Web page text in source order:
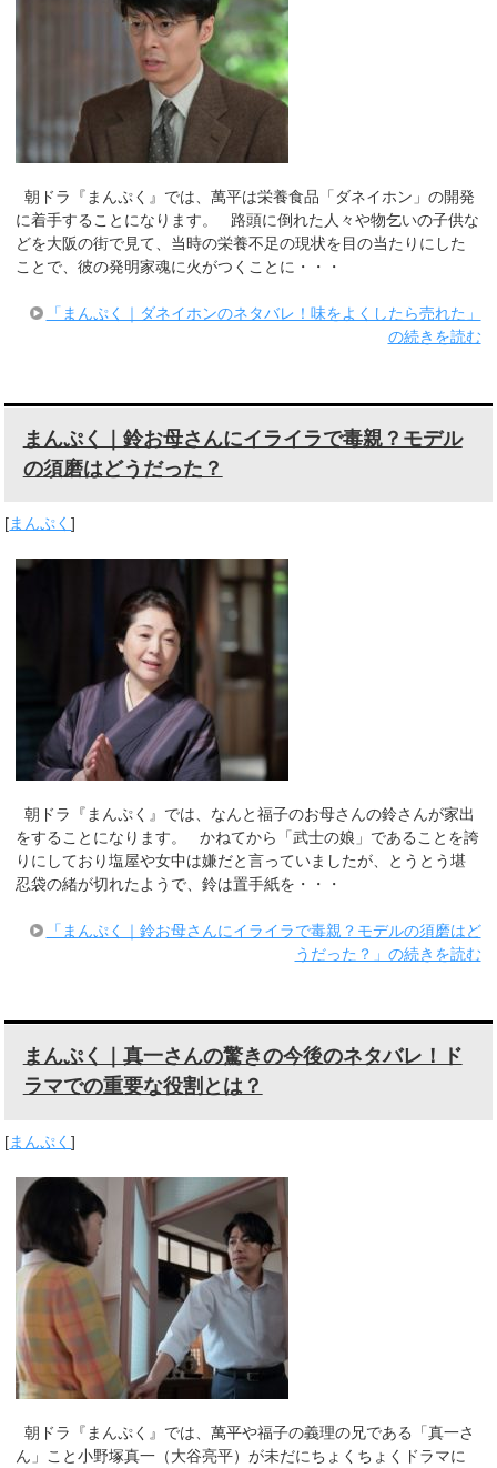
朝ドラ『まんぷく』では、萬平は栄養食品「ダネイホン」の開発
に着手することになります。 路頭に倒れた人々や物乞いの子供な
どを大阪の街で見て、当時の栄養不足の現状を目の当たりにした
ことで、彼の発明家魂に火がつくことに・・・
「まんぷく｜ダネイホンのネタバレ！味をよくしたら売れた」
の続きを読む
まんぷく｜鈴お母さんにイライラで毒親？モデル
の須磨はどうだった？
[まんぷく]
朝ドラ『まんぷく』では、なんと福子のお母さんの鈴さんが家出
をすることになります。 かねてから「武士の娘」であることを誇
りにしており塩屋や女中は嫌だと言っていましたが、とうとう堪
忍袋の緒が切れたようで、鈴は置手紙を・・・
「まんぷく｜鈴お母さんにイライラで毒親？モデルの須磨はど
うだった？」の続きを読む
まんぷく｜真一さんの驚きの今後のネタバレ！ド
ラマでの重要な役割とは？
[まんぷく]
朝ドラ『まんぷく』では、萬平や福子の義理の兄である「真一さ
ん」こと小野塚真一（大谷亮平）が未だにちょくちょくドラマに